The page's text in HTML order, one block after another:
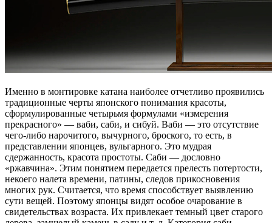
Именно в монтировке катана наиболее отчетливо проявились
традиционные черты японского понимания красоты,
сформулированные четырьмя формулами «измерения
прекрасного» — ваби, саби, и сибуй. Ваби — это отсутствие
чего-либо нарочитого, вычурного, броского, то есть, в
представлении японцев, вульгарного. Это мудрая
сдержанность, красота простоты. Саби — дословно
«ржавчина». Этим понятием передается прелесть потертости,
некоего налета времени, патины, следов прикосновения
многих рук. Считается, что время способствует выявлению
сути вещей. Поэтому японцы видят особое очарование в
свидетельствах возраста. Их привлекает темный цвет старого